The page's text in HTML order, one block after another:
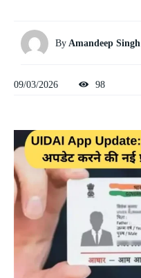
By Amandeep Singh
09/03/2026 98